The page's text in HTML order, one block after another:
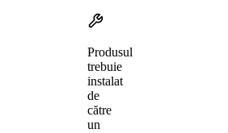
Produsul
trebuie
instalat
de
către
un